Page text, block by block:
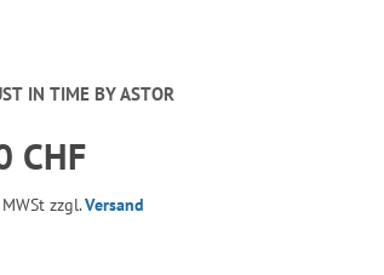
IN TIME BY ASTOR
CHF
zzgl.Versand